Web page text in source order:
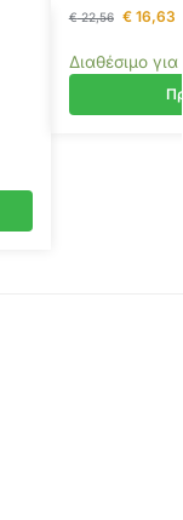
€22,56 €16,63
Διαθέσιμο